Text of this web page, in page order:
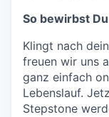
So bewirbst
Klingt nach
freuen wir uns
ganz einfach
Lebenslauf.
Stepstone